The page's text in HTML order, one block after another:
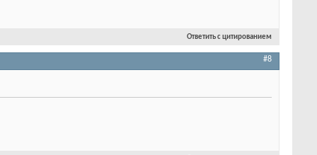
Ответить с цитированием
#8